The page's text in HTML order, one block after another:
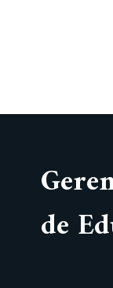
de